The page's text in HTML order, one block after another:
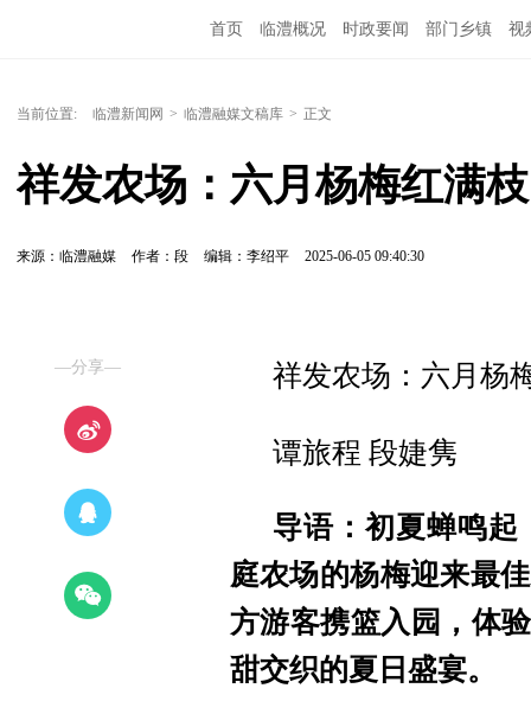
首页 临澧概况 时政要闻 部门乡镇 视
当前位置: 临澧新闻网 > 临澧融媒文稿库 > 正文
祥发农场：六月杨梅红满
来源：临澧融媒 作者：段 编辑：李绍平 2025-06-05 09:40:30
—分享— 祥发农场：六月杨
谭旅程 段婕隽
导语：初夏蝉鸣
庭农场的杨梅迎来最
方游客携篮入园，体验
甜交织的夏日盛宴。